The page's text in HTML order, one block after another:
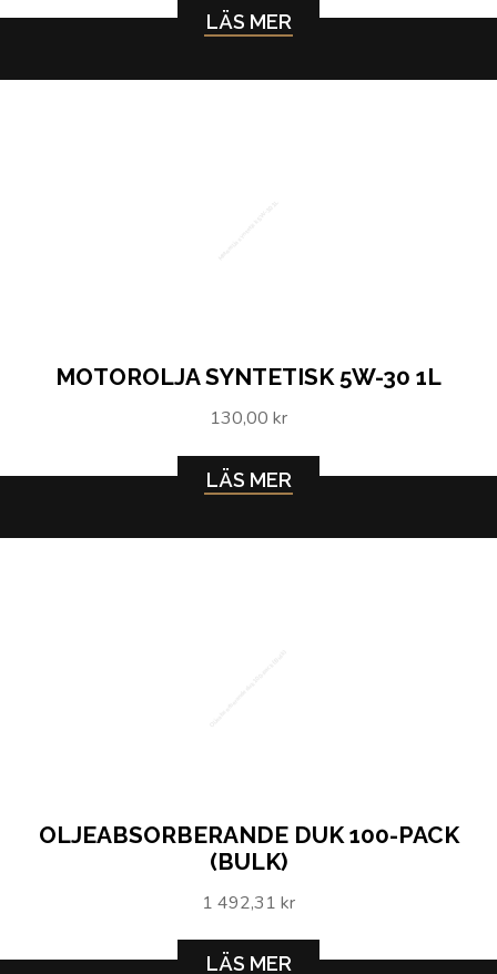
LÄS MER
MOTOROLJA SYNTETISK 5W-30 1L
130,00 kr
LÄS MER
OLJEABSORBERANDE DUK 100-PACK
(BULK)
1 492,31 kr
LÄS MER